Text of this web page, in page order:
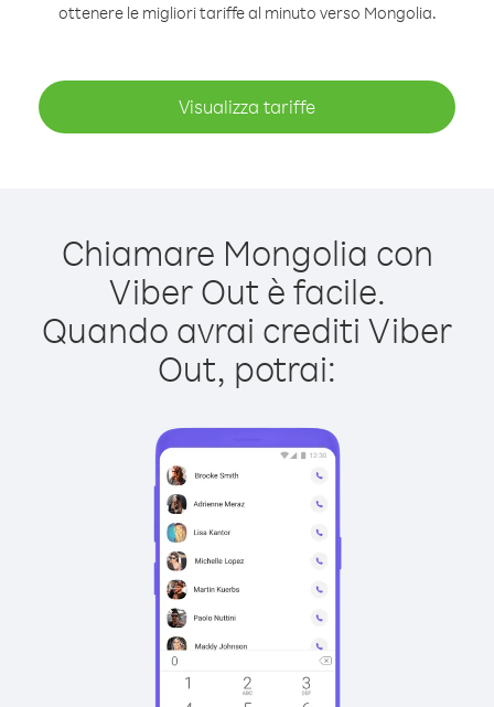
ottenere le migliori tariffe al minuto verso Mongolia.
Visualizza tariffe
Chiamare Mongolia con
Viber Out è facile.
Quando avrai crediti Viber
Out, potrai: